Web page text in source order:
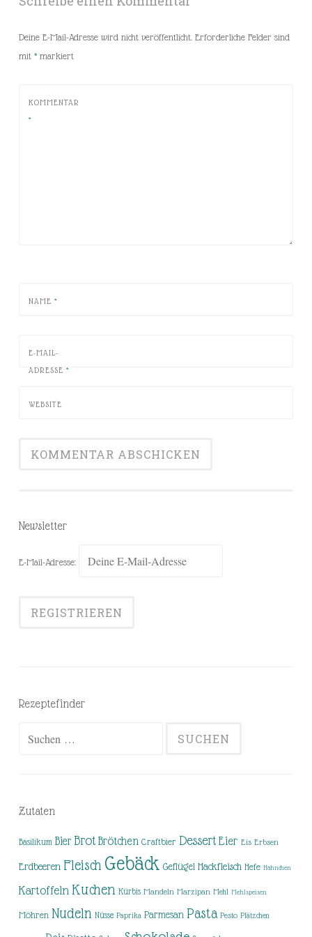
Deine E-Mail-Adresse wird nicht veröffentlicht. Erforderliche Felder sind
mit *markiert
KOMMENTAR
*
NAME *
E-MAIL-
ADRESSE *
WEBSITE
Newsletter
E-Mail-Adresse:
Rezeptefinder
Zutaten
Basilikum Bier Brot Brötchen Craftbier Dessert Eier Eis Erbsen
Erdbeeren Fleisch Gebäck Geflügel Hackfleisch Hefe Hähnchen
Kartoffeln Kuchen Kürbis Mandeln Marzipan Mehl Mehlspeisen
Möhren Nudeln Nüsse Paprika Parmesan Pasta Pesto Plätzchen